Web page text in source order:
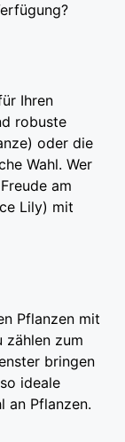
Ihren
robuste
oder die
Wahl. Wer
am
Lily) mit
Pflanzen mit
zählen zum
bringen
ideale
an Pflanzen.